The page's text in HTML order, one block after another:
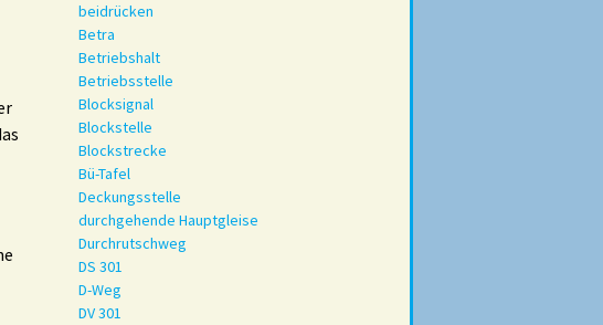
beidrücken
Betra
Betriebshalt
Betriebsstelle
Blocksignal
Blockstelle
Blockstrecke
Bü-Tafel
Deckungsstelle
durchgehende Hauptgleise
Durchrutschweg
DS 301
D-Weg
DV 301